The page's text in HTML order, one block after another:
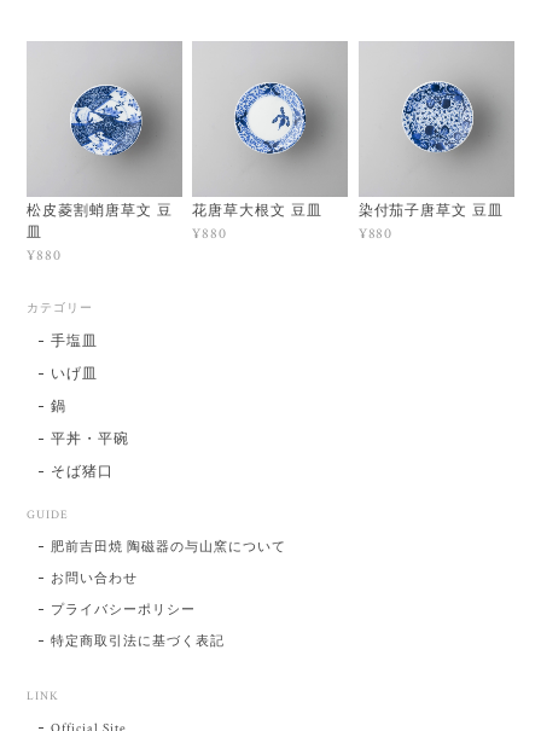
松皮菱割蛸唐草文 豆
皿
¥880
花唐草大根文 豆皿
¥880
染付茄子唐草文 豆皿
¥880
カテゴリー
手塩皿
いげ皿
鍋
平丼・平碗
そば猪口
GUIDE
肥前吉田焼 陶磁器の与山窯について
お問い合わせ
プライバシーポリシー
特定商取引法に基づく表記
LINK